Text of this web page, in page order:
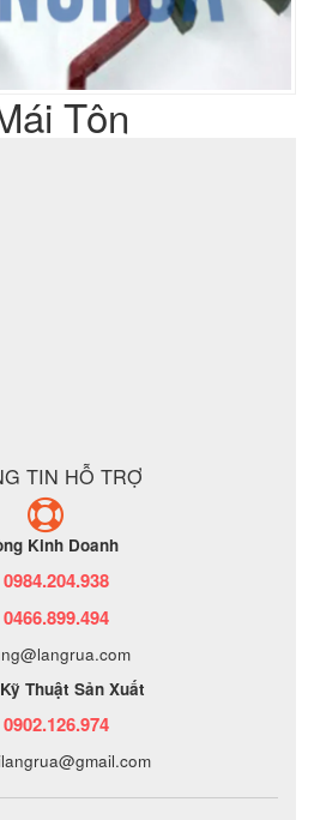
Tôn
TIN HỖ TRỢ
Kinh Doanh
0984.204.938
0466.899.494
Thuật Sản Xuất
0902.126.974